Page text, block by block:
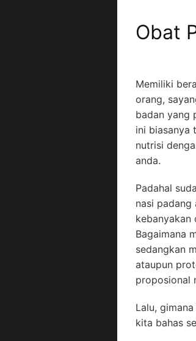
Obat
Memiliki
orang,
badan yang
ini biasanya
nutrisi
anda.
Padahal
nasi padang
kebanyakan
Bagaimana
sedangkan
ataupun
proposional
Lalu,
kita bahas